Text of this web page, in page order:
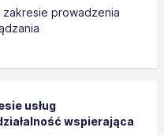
prowadzenia
usług
wspierająca